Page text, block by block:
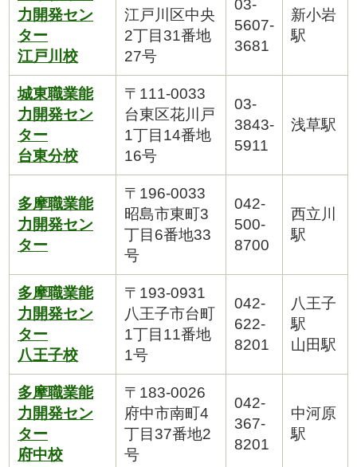
力開発セン
ター
江戸川校
江戸川区中央
2丁目31番地
27号
03-
5607-
3681
新小岩
駅
城東職業能
力開発セン
ター
台東分校
〒111-0033
台東区花川戸
1丁目14番地
16号
03-
3843-
5911
浅草駅
多摩職業能
力開発セン
ター
〒196-0033
昭島市東町3
丁目6番地33
号
042-
500-
8700
西立川
駅
多摩職業能
力開発セン
ター
八王子校
〒193-0931
八王子市台町
1丁目11番地
1号
042-
622-
8201
八王子
駅
山田駅
多摩職業能
力開発セン
ター
府中校
〒183-0026
府中市南町4
丁目37番地2
号
042-
367-
8201
中河原
駅